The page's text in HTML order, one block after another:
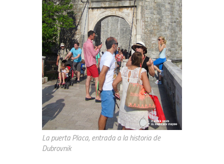
La puerta Placa, entrada a la historia de
Dubrovnik